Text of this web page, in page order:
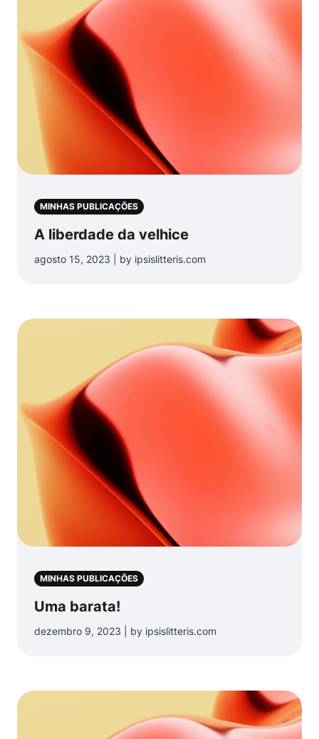
MINHAS PUBLICAÇÕES
A liberdade da velhice
agosto 15, 2023 | by ipsislitteris.com
MINHAS PUBLICAÇÕES
Uma barata!
dezembro 9, 2023 | by ipsislitteris.com